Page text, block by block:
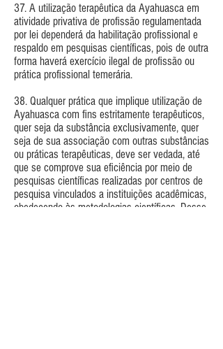
37. A utilização terapêutica da Ayahuasca em
atividade privativa de profissão regulamentada
por lei dependerá da habilitação profissional e
respaldo em pesquisas científicas, pois de outra
forma haverá exercício ilegal de profissão ou
prática profissional temerária.
38. Qualquer prática que implique utilização de
Ayahuasca com fins estritamente terapêuticos,
quer seja da substância exclusivamente, quer
seja de sua associação com outras substâncias
ou práticas terapêuticas, deve ser vedada, até
que se comprove sua eficiência por meio de
pesquisas científicas realizadas por centros de
pesquisa vinculados a instituições acadêmicas,
obedecendo às metodologias científicas. Desse